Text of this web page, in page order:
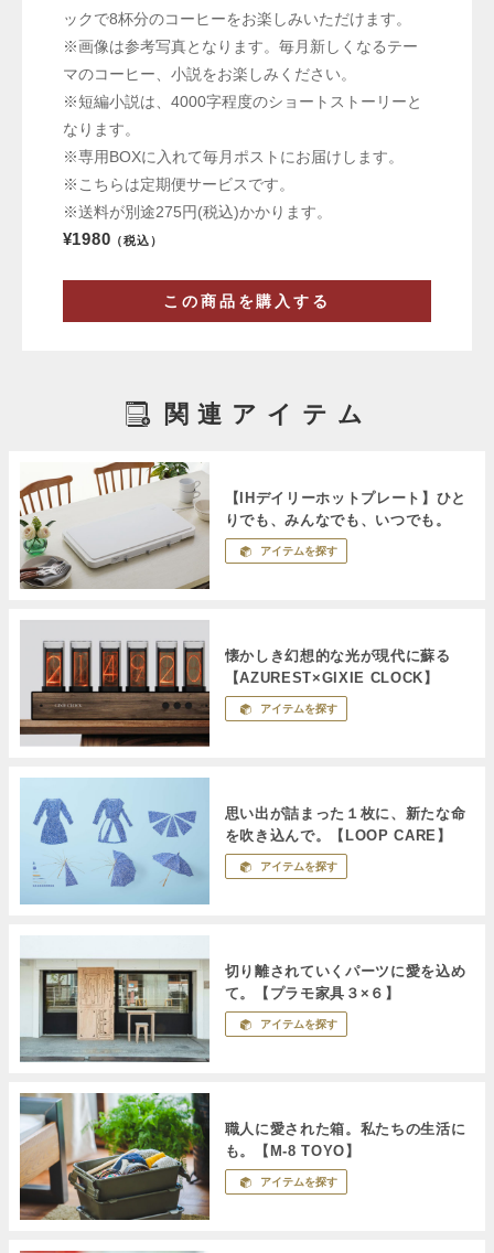
ックで8杯分のコーヒーをお楽しみいただけます。
※画像は参考写真となります。毎月新しくなるテー
マのコーヒー、小説をお楽しみください。
※短編小説は、4000字程度のショートストーリーと
なります。
※専用BOXに入れて毎月ポストにお届けします。
※こちらは定期便サービスです。
※送料が別途275円(税込)かかります。
¥1980 （税込）
この商品を購入する
関連アイテム
【IHデイリーホットプレート】ひと
りでも、みんなでも、いつでも。
アイテムを探す
懐かしき幻想的な光が現代に蘇る
【AZUREST×GIXIE CLOCK】
アイテムを探す
思い出が詰まった１枚に、新たな命
を吹き込んで。【LOOP CARE】
アイテムを探す
切り離されていくパーツに愛を込め
て。【プラモ家具３×６】
アイテムを探す
職人に愛された箱。私たちの生活に
も。【M-8 TOYO】
アイテムを探す